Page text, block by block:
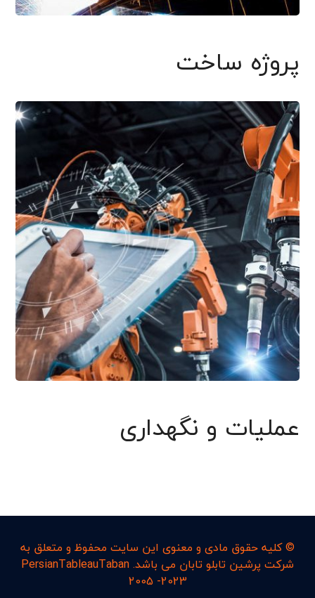
پروژه ساخت
عملیات و نگهداری
© کليه حقوق مادی و معنوی اين سايت محفوظ و متعلق به
شرکت پرشین تابلو تابان می باشد. PersianTableauTaban
2005 -2023